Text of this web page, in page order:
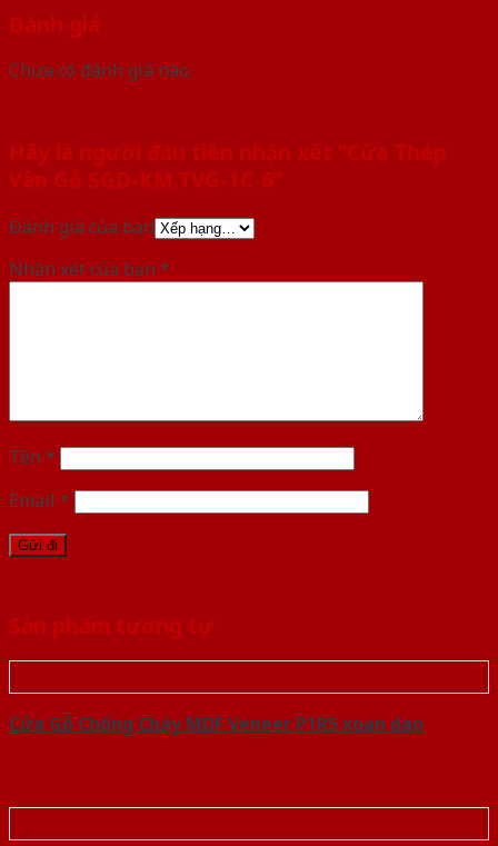
Đánh giá
Chưa có đánh giá nào.
Hãy là người đầu tiên nhận xét “Cửa Thép
Vân Gỗ SGD-KM.TVG-1C-6”
Đánh giá của bạn
Nhận xét của bạn *
Tên *
Email *
Sản phẩm tương tự
Cửa Gỗ Chống Cháy MDF Veneer P1R5 xoan dao